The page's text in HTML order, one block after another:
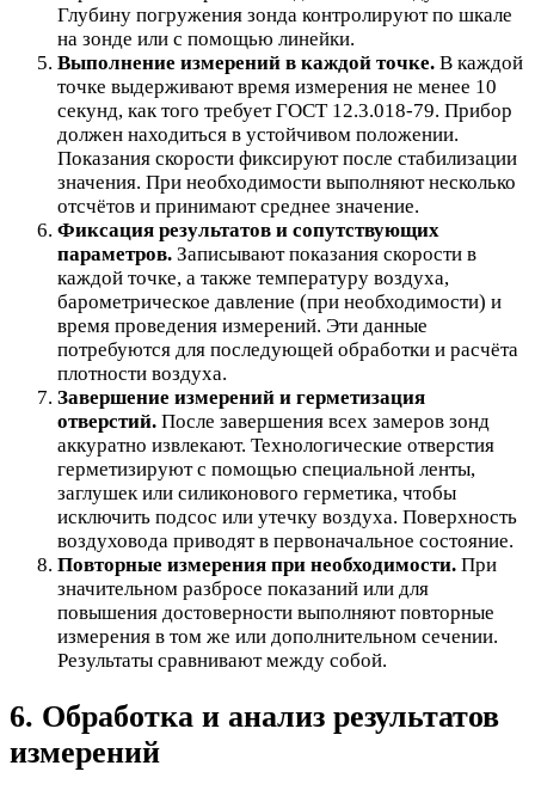
Глубину погружения зонда контролируют по шкале
на зонде или с помощью линейки.
Выполнение измерений в каждой точке. В каждой
точке выдерживают время измерения не менее 10
секунд, как того требует ГОСТ 12.3.018-79. Прибор
должен находиться в устойчивом положении.
Показания скорости фиксируют после стабилизации
значения. При необходимости выполняют несколько
отсчётов и принимают среднее значение.
Фиксация результатов и сопутствующих
параметров. Записывают показания скорости в
каждой точке, а также температуру воздуха,
барометрическое давление (при необходимости) и
время проведения измерений. Эти данные
потребуются для последующей обработки и расчёта
плотности воздуха.
Завершение измерений и герметизация
отверстий. После завершения всех замеров зонд
аккуратно извлекают. Технологические отверстия
герметизируют с помощью специальной ленты,
заглушек или силиконового герметика, чтобы
исключить подсос или утечку воздуха. Поверхность
воздуховода приводят в первоначальное состояние.
Повторные измерения при необходимости. При
значительном разбросе показаний или для
повышения достоверности выполняют повторные
измерения в том же или дополнительном сечении.
Результаты сравнивают между собой.
6. Обработка и анализ результатов
измерений